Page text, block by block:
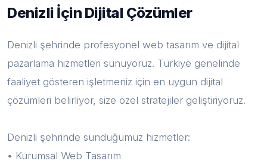
Denizli İçin Dijital Çözümler
Denizli şehrinde profesyonel web tasarım ve dijital
pazarlama hizmetleri sunuyoruz. Türkiye genelinde
faaliyet gösteren işletmeniz için en uygun dijital
çözümleri belirliyor, size özel stratejiler geliştiriyoruz.
Denizli şehrinde sunduğumuz hizmetler:
• Kurumsal Web Tasarım